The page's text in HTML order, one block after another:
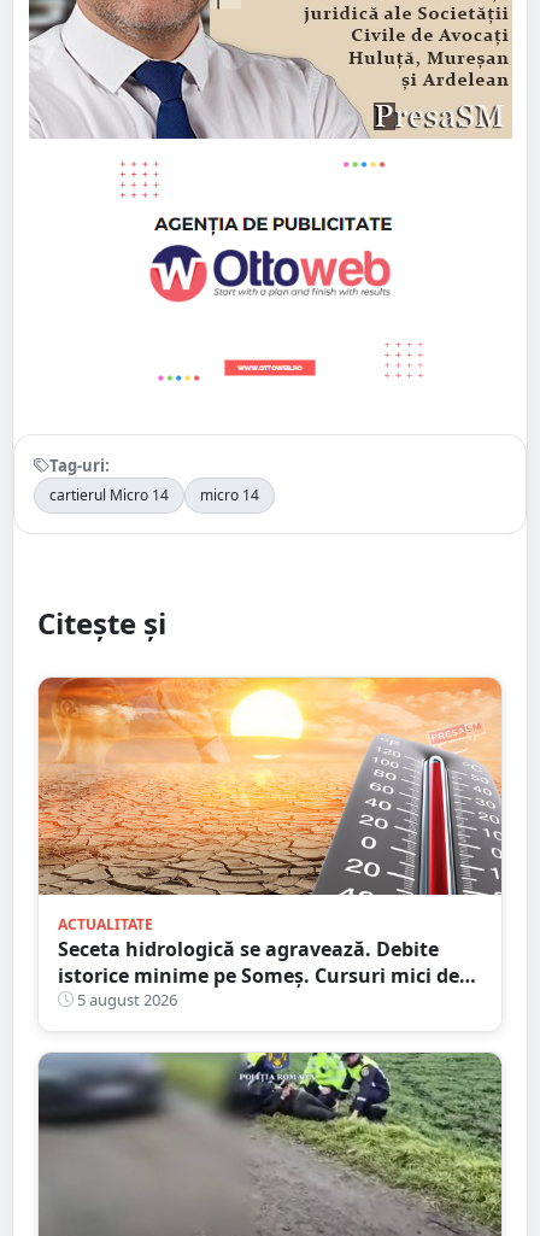
Tag-uri:
cartierul Micro 14 micro 14
Citește și
ACTUALITATE
Seceta hidrologică se agravează. Debite
istorice minime pe Someș. Cursuri mici de
ape au secat
5 august 2026